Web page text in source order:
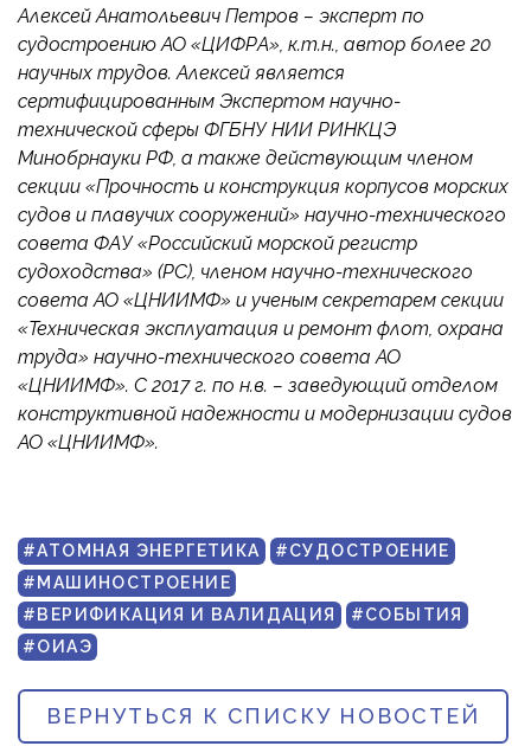
Алексей Анатольевич Петров – эксперт по
судостроению АО «ЦИФРА», к.т.н., автор более 20
научных трудов. Алексей является
сертифицированным Экспертом научно-
технической сферы ФГБНУ НИИ РИНКЦЭ
Минобрнауки РФ, а также действующим членом
секции «Прочность и конструкция корпусов морских
судов и плавучих сооружений» научно-технического
совета ФАУ «Российский морской регистр
судоходства» (РС), членом научно-технического
совета АО «ЦНИИМФ» и ученым секретарем секции
«Техническая эксплуатация и ремонт флот, охрана
труда» научно-технического совета АО
«ЦНИИМФ». С 2017 г. по н.в. – заведующий отделом
конструктивной надежности и модернизации судов
АО «ЦНИИМФ».
#АТОМНАЯ ЭНЕРГЕТИКА
#СУДОСТРОЕНИЕ
#МАШИНОСТРОЕНИЕ
#ВЕРИФИКАЦИЯ И ВАЛИДАЦИЯ
#СОБЫТИЯ
#ОИАЭ
ВЕРНУТЬСЯ К СПИСКУ НОВОСТЕЙ